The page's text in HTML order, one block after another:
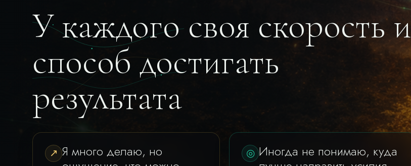
У каждого своя скорость и
способ достигать
результата
↗ Я много делаю, но
◎ Иногда не понимаю, куда